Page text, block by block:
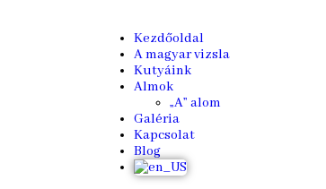
Kezdőoldal
A magyar vizsla
Kutyáink
Almok
„A” alom
Galéria
Kapcsolat
Blog